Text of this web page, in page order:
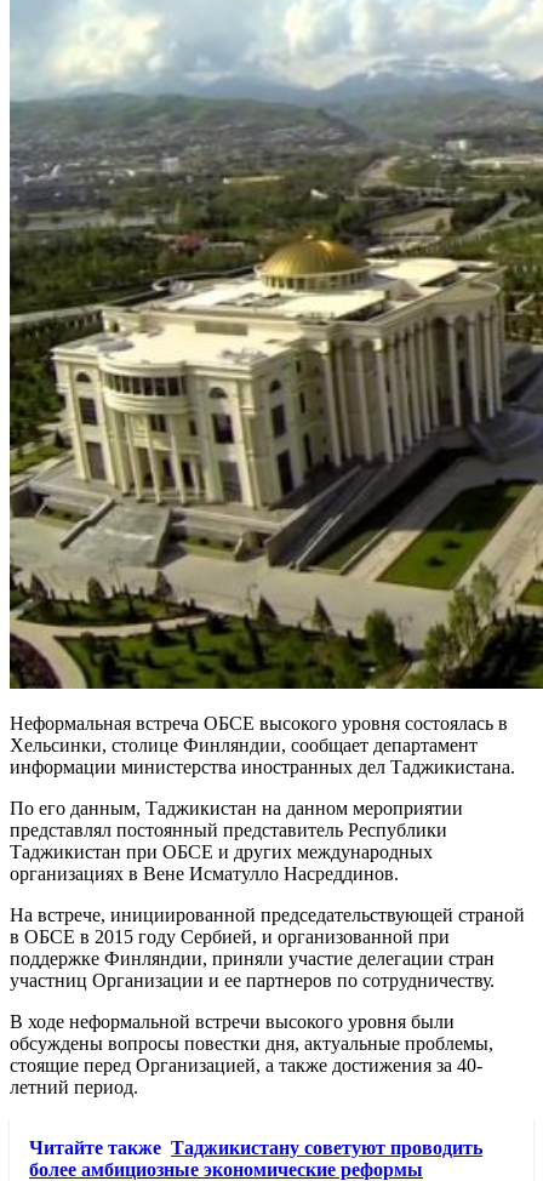
Неформальная встреча ОБСЕ высокого уровня состоялась в
Хельсинки, столице Финляндии, сообщает департамент
информации министерства иностранных дел Таджикистана.
По его данным, Таджикистан на данном мероприятии
представлял постоянный представитель Республики
Таджикистан при ОБСЕ и других международных
организациях в Вене Исматулло Насреддинов.
На встрече, инициированной председательствующей страной
в ОБСЕ в 2015 году Сербией, и организованной при
поддержке Финляндии, приняли участие делегации стран
участниц Организации и ее партнеров по сотрудничеству.
В ходе неформальной встречи высокого уровня были
обсуждены вопросы повестки дня, актуальные проблемы,
стоящие перед Организацией, а также достижения за 40-
летний период.
Читайте также Таджикистану советуют проводить
более амбициозные экономические реформы